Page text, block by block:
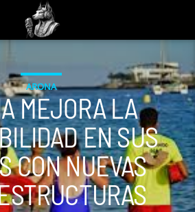
ARONA
MEJORA LA
EN SUS
CON NUEVAS